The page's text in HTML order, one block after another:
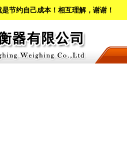
节约自己成本！相互理解，谢谢！